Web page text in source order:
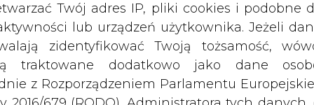
Twój adres IP, pliki cookies i podobne
lub urządzeń użytkownika. Jeżeli
zidentyfikować Twoją tożsamość,
traktowane dodatkowo jako dane
z Rozporządzeniem Parlamentu